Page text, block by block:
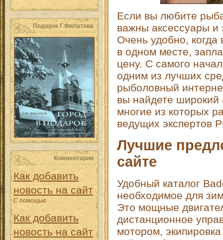
Подарок Г.Филатова
Комментарии
Как добавить
новость на сайт
С помощью
Как добавить
новость на сайт
Если вы любите
важны аксессуары и
Очень удобно,
в одном месте,
цену. С самого
одним из лучших
рыболовный
вы найдете широкий
многие из которых
ведущих экспертов
Лучшие
сайте
Удобный каталог
необходимое для
Это мощные
дистанционное
мотором,